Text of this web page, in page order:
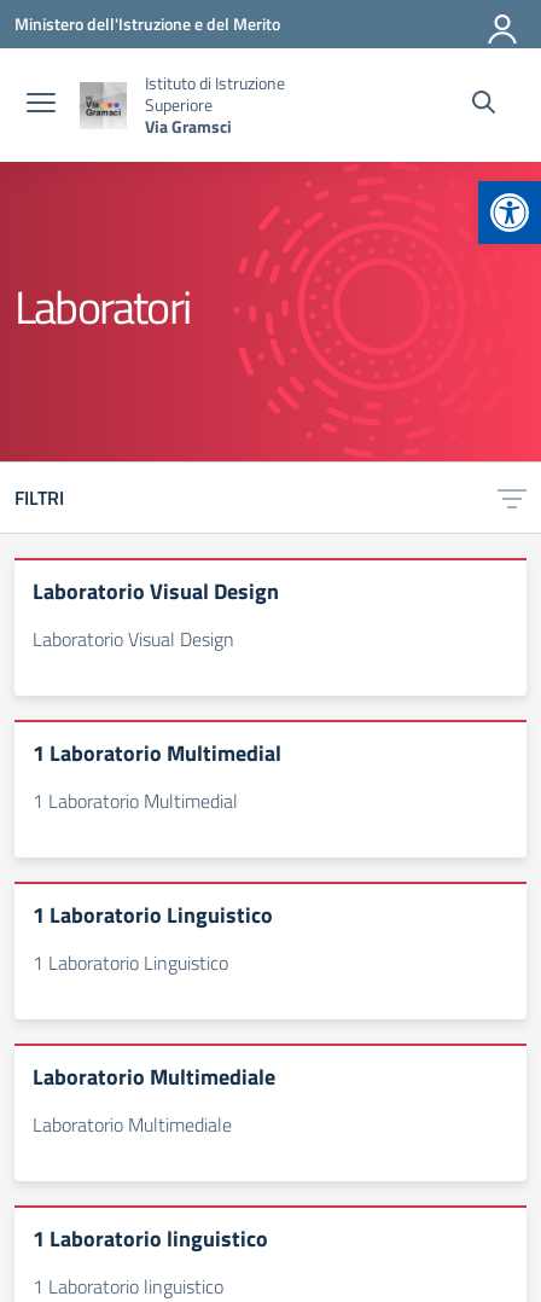
Vai ai contenuti
Vai al menu di navigazione
Vai al footer
Ministero dell'Istruzione e del Merito
Istituto di Istruzione
Superiore
Via Gramsci
Laboratori
FILTRI
Laboratorio Visual Design
Laboratorio Visual Design
1 Laboratorio Multimedial
1 Laboratorio Multimedial
1 Laboratorio Linguistico
1 Laboratorio Linguistico
Laboratorio Multimediale
Laboratorio Multimediale
1 Laboratorio linguistico
1 Laboratorio linguistico